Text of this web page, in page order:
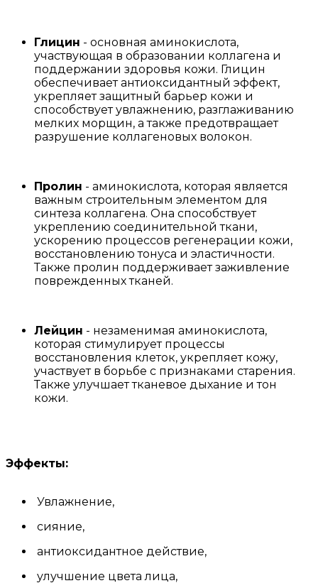
Глицин - основная аминокислота,
участвующая в образовании коллагена и
поддержании здоровья кожи. Глицин
обеспечивает антиоксидантный эффект,
укрепляет защитный барьер кожи и
способствует увлажнению, разглаживанию
мелких морщин, а также предотвращает
разрушение коллагеновых волокон.
Пролин - аминокислота, которая является
важным строительным элементом для
синтеза коллагена. Она способствует
укреплению соединительной ткани,
ускорению процессов регенерации кожи,
восстановлению тонуса и эластичности.
Также пролин поддерживает заживление
поврежденных тканей.
Лейцин - незаменимая аминокислота,
которая стимулирует процессы
восстановления клеток, укрепляет кожу,
участвует в борьбе с признаками старения.
Также улучшает тканевое дыхание и тон
кожи.
Эффекты:
Увлажнение,
сияние,
антиоксидантное действие,
улучшение цвета лица,